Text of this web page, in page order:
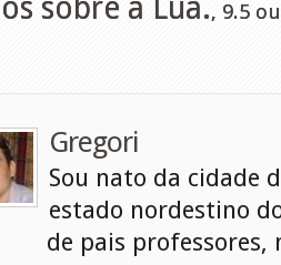
sobre a Lua., 9.5
Gregori
Sou nato da cidade
estado nordestino
de pais professores,